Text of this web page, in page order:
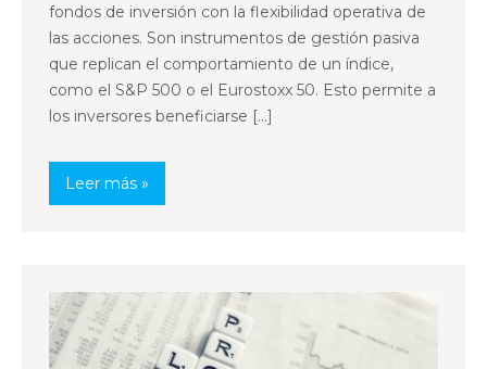
fondos de inversión con la flexibilidad operativa de
las acciones. Son instrumentos de gestión pasiva
que replican el comportamiento de un índice,
como el S&P 500 o el Eurostoxx 50. Esto permite a
los inversores beneficiarse […]
Leer más »